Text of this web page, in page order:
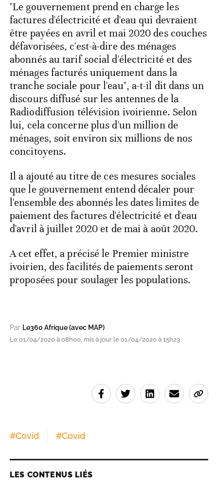
"Le gouvernement prend en charge les
factures d'électricité et d'eau qui devraient
être payées en avril et mai 2020 des couches
défavorisées, c'est-à-dire des ménages
abonnés au tarif social d'électricité et des
ménages facturés uniquement dans la
tranche sociale pour l'eau", a-t-il dit dans un
discours diffusé sur les antennes de la
Radiodiffusion télévision ivoirienne. Selon
lui, cela concerne plus d'un million de
ménages, soit environ six millions de nos
concitoyens.
Il a ajouté au titre de ces mesures sociales
que le gouvernement entend décaler pour
l'ensemble des abonnés les dates limites de
paiement des factures d'électricité et d'eau
d'avril à juillet 2020 et de mai à août 2020.
A cet effet, a précisé le Premier ministre
ivoirien, des facilités de paiements seront
proposées pour soulager les populations.
Par Le360 Afrique (avec MAP)
Le 01/04/2020 à 08h00, mis à jour le 01/04/2020 à 15h23
#Covid #Covid
LES CONTENUS LIÉS